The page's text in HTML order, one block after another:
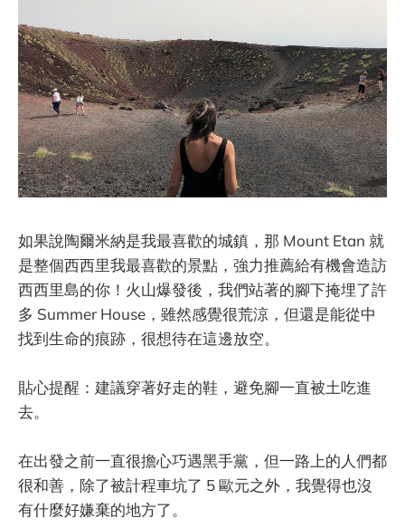
如果說陶爾米納是我最喜歡的城鎮，那 Mount Etan 就
是整個西西里我最喜歡的景點，強力推薦給有機會造訪
西西里島的你！火山爆發後，我們站著的腳下掩埋了許
多 Summer House，雖然感覺很荒涼，但還是能從中
找到生命的痕跡，很想待在這邊放空。
貼心提醒：建議穿著好走的鞋，避免腳一直被土吃進
去。
在出發之前一直很擔心巧遇黑手黨，但一路上的人們都
很和善，除了被計程車坑了 5 歐元之外，我覺得也沒
有什麼好嫌棄的地方了。